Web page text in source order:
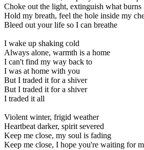
Choke out the light, extinguish what burns
Hold my breath, feel the hole inside my
Bleed out your life so I can breathe
I wake up shaking cold
Always alone, warmth is a home
I can't find my way back to
I was at home with you
But I traded it for a shiver
But I traded it for a shiver
I traded it all
Violent winter, frigid weather
Heartbeat darker, spirit severed
Keep me close, my soul is fading
Keep me close, I hope you're waiting for